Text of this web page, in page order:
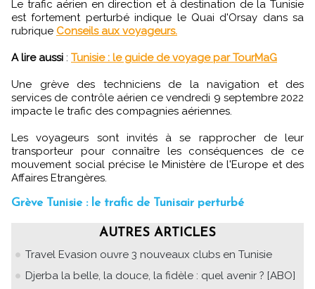
Le trafic aérien en direction et à destination de la Tunisie
est fortement perturbé indique le Quai d'Orsay dans sa
rubrique Conseils aux voyageurs.
A lire aussi : Tunisie : le guide de voyage par TourMaG
Une grève des techniciens de la navigation et des
services de contrôle aérien ce vendredi 9 septembre 2022
impacte le trafic des compagnies aériennes.
Les voyageurs sont invités à se rapprocher de leur
transporteur pour connaître les conséquences de ce
mouvement social précise le Ministère de l'Europe et des
Affaires Etrangères.
Grève Tunisie : le trafic de Tunisair perturbé
AUTRES ARTICLES
Travel Evasion ouvre 3 nouveaux clubs en Tunisie
Djerba la belle, la douce, la fidèle : quel avenir ? [ABO]